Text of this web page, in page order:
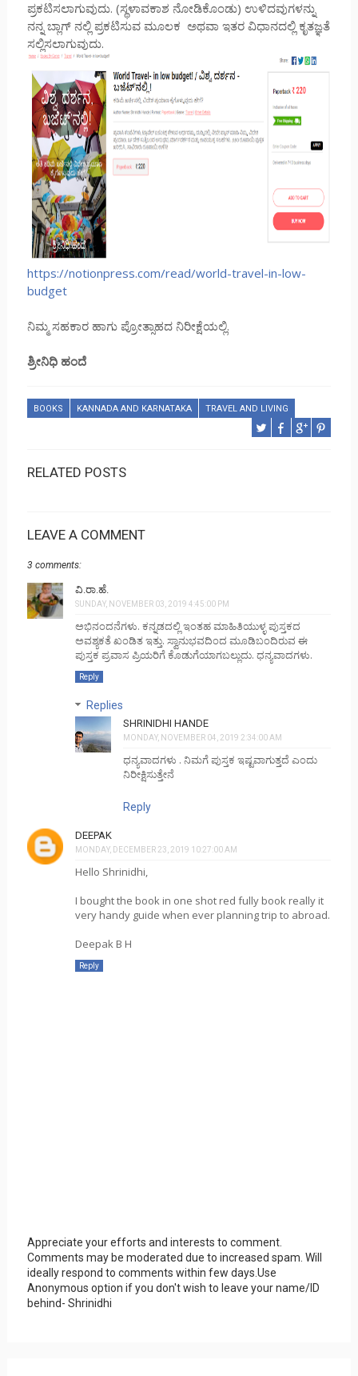
ಪ್ರಕಟಿಸಲಾಗುವುದು. (ಸ್ಥಳಾವಕಾಶ ನೋಡಿಕೊಂಡು) ಉಳಿದವುಗಳನ್ನು
ನನ್ನ ಬ್ಲಾಗ್ ನಲ್ಲಿ ಪ್ರಕಟಿಸುವ ಮೂಲಕ ಅಥವಾ ಇತರ ವಿಧಾನದಲ್ಲಿ ಕೃತಜ್ಞತೆ
ಸಲ್ಲಿಸಲಾಗುವುದು.
https://notionpress.com/read/world-travel-in-low-
budget
ನಿಮ್ಮ ಸಹಕಾರ ಹಾಗು ಪ್ರೋತ್ಸಾಹದ ನಿರೀಕ್ಷೆಯಲ್ಲಿ.
ಶ್ರೀನಿಧಿ ಹಂದೆ
BOOKS KANNADA AND KARNATAKA TRAVEL AND LIVING
RELATED POSTS
LEAVE A COMMENT
3 comments:
ವಿ.ರಾ.ಹೆ.
SUNDAY, NOVEMBER 03, 2019 4:45:00 PM
ಅಭಿನಂದನೆಗಳು. ಕನ್ನಡದಲ್ಲಿ ಇಂತಹ ಮಾಹಿತಿಯುಳ್ಳ ಪುಸ್ತಕದ
ಅವಶ್ಯಕತೆ ಖಂಡಿತ ಇತ್ತು. ಸ್ವಾನುಭವದಿಂದ ಮೂಡಿಬಂದಿರುವ ಈ
ಪುಸ್ತಕ ಪ್ರವಾಸ ಪ್ರಿಯರಿಗೆ ಕೊಡುಗೆಯಾಗಬಲ್ಲುದು. ಧನ್ಯವಾದಗಳು.
Reply
Replies
SHRINIDHI HANDE
MONDAY, NOVEMBER 04, 2019 2:34:00 AM
ಧನ್ಯವಾದಗಳು . ನಿಮಗೆ ಪುಸ್ತಕ ಇಷ್ಟವಾಗುತ್ತದೆ ಎಂದು
ನಿರೀಕ್ಷಿಸುತ್ತೇನೆ
Reply
DEEPAK
MONDAY, DECEMBER 23, 2019 10:27:00 AM
Hello Shrinidhi,
I bought the book in one shot red fully book really it
very handy guide when ever planning trip to abroad.
Deepak B H
Reply
Appreciate your efforts and interests to comment.
Comments may be moderated due to increased spam. Will
ideally respond to comments within few days.Use
Anonymous option if you don't wish to leave your name/ID
behind- Shrinidhi